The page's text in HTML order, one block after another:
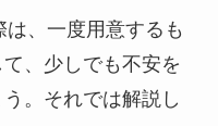
、一度用意するも
、少しでも不安を
。それでは解説し